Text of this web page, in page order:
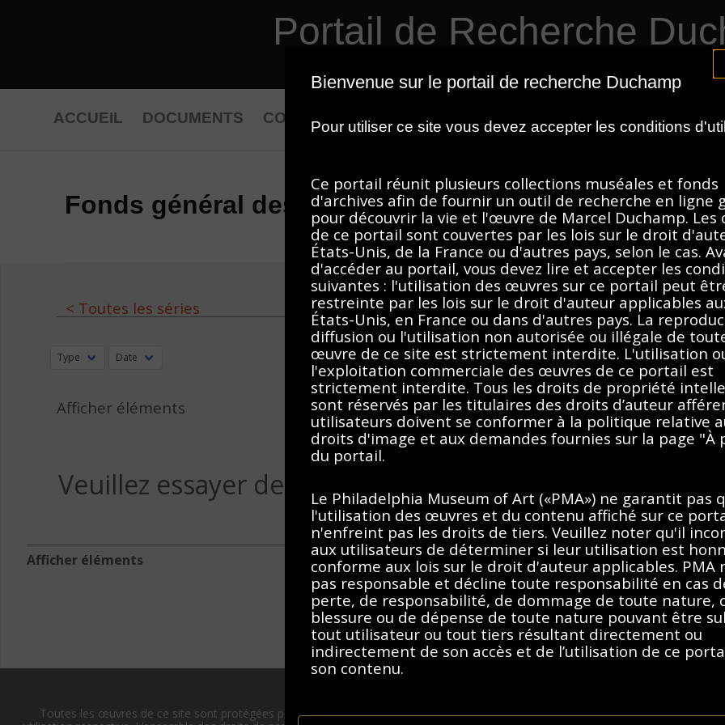
Portail de Recherche
ASSOCIATION
ACCUEIL DOCUMENTS COLLECTIONS MUSÉALES À PROPOS
Fonds général des photographies, 1888-
Contenus Description
< Toutes les séries
Afficher éléments
Aucun résultat trouvé.
Veuillez essayer de supprimer les filtres ou essayez
Afficher éléments
Toutes les œuvres de ce site sont protégées par les lois sur le droit d'auteur des États-Unis, de la France ou d'autres pays, selon
Bienvenue sur le portail de recherche Duchamp
Pour utiliser ce site vous devez accepter les conditions
Ce portail réunit plusieurs collections muséales et fonds
d'archives afin de fournir un outil de recherche en ligne
pour découvrir la vie et l'œuvre de Marcel Duchamp. Les
de ce portail sont couvertes par les lois sur le droit
États-Unis, de la France ou d'autres pays, selon le cas.
d'accéder au portail, vous devez lire et accepter les
suivantes : l'utilisation des œuvres sur ce portail peut
restreinte par les lois sur le droit d'auteur applicables
États-Unis, en France ou dans d'autres pays. La
diffusion ou l'utilisation non autorisée ou illégale de
œuvre de ce site est strictement interdite. L'utilisation
l'exploitation commerciale des œuvres de ce portail est
strictement interdite. Tous les droits de propriété
sont réservés par les titulaires des droits d’auteur
utilisateurs doivent se conformer à la politique relative
droits d'image et aux demandes fournies sur la page "À
du portail.
Le Philadelphia Museum of Art («PMA») ne garantit pas
l'utilisation des œuvres et du contenu affiché sur ce
n'enfreint pas les droits de tiers. Veuillez noter qu'il
aux utilisateurs de déterminer si leur utilisation est
conforme aux lois sur le droit d'auteur applicables. PMA
pas responsable et décline toute responsabilité en cas
perte, de responsabilité, de dommage de toute nature,
blessure ou de dépense de toute nature pouvant être
tout utilisateur ou tout tiers résultant directement ou
indirectement de son accès et de l’utilisation de ce
son contenu.
En accédant à ce portail, vous acceptez de respecter ces